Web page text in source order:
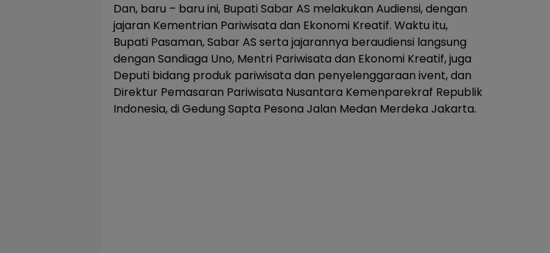
Dan, baru – baru ini, Bupati Sabar AS melakukan Audiensi, dengan
jajaran Kementrian Pariwisata dan Ekonomi Kreatif. Waktu itu,
Bupati Pasaman, Sabar AS serta jajarannya beraudiensi langsung
dengan Sandiaga Uno, Mentri Pariwisata dan Ekonomi Kreatif, juga
Deputi bidang produk pariwisata dan penyelenggaraan ivent, dan
Direktur Pemasaran Pariwisata Nusantara Kemenparekraf Republik
Indonesia, di Gedung Sapta Pesona Jalan Medan Merdeka Jakarta.